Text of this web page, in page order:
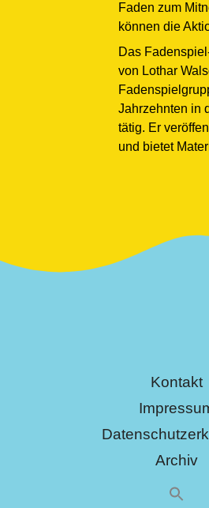
Faden zum
können die
Das
von Lothar
Jahrzehnten in
tätig. Er
und bietet
Kontakt
Archiv